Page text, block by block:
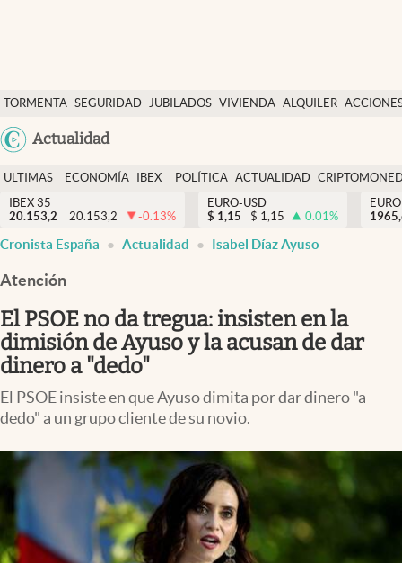
TORMENTA SEGURIDAD JUBILADOS VIVIENDA ALQUILER
Actualidad
Economía y finanzas
Política
Actualidad
Criptomonedas
España
ULTIMAS
NOTICIAS
ECONOMÍA
FINANZAS
IBEX
EURO
POLÍTICA ACTUALIDAD
IBEX 35
20.153,2
20.153,2 -0.13%
EURO-USD
$ 1,15 $ 1,15 0.01%
Cronista España Actualidad Isabel Díaz Ayuso
Atención
El PSOE no da tregua: insisten en la
dimisión de Ayuso y la acusan de dar
dinero a "dedo"
El PSOE insiste en que Ayuso dimita por dar dinero "a
dedo" a un grupo cliente de su novio.